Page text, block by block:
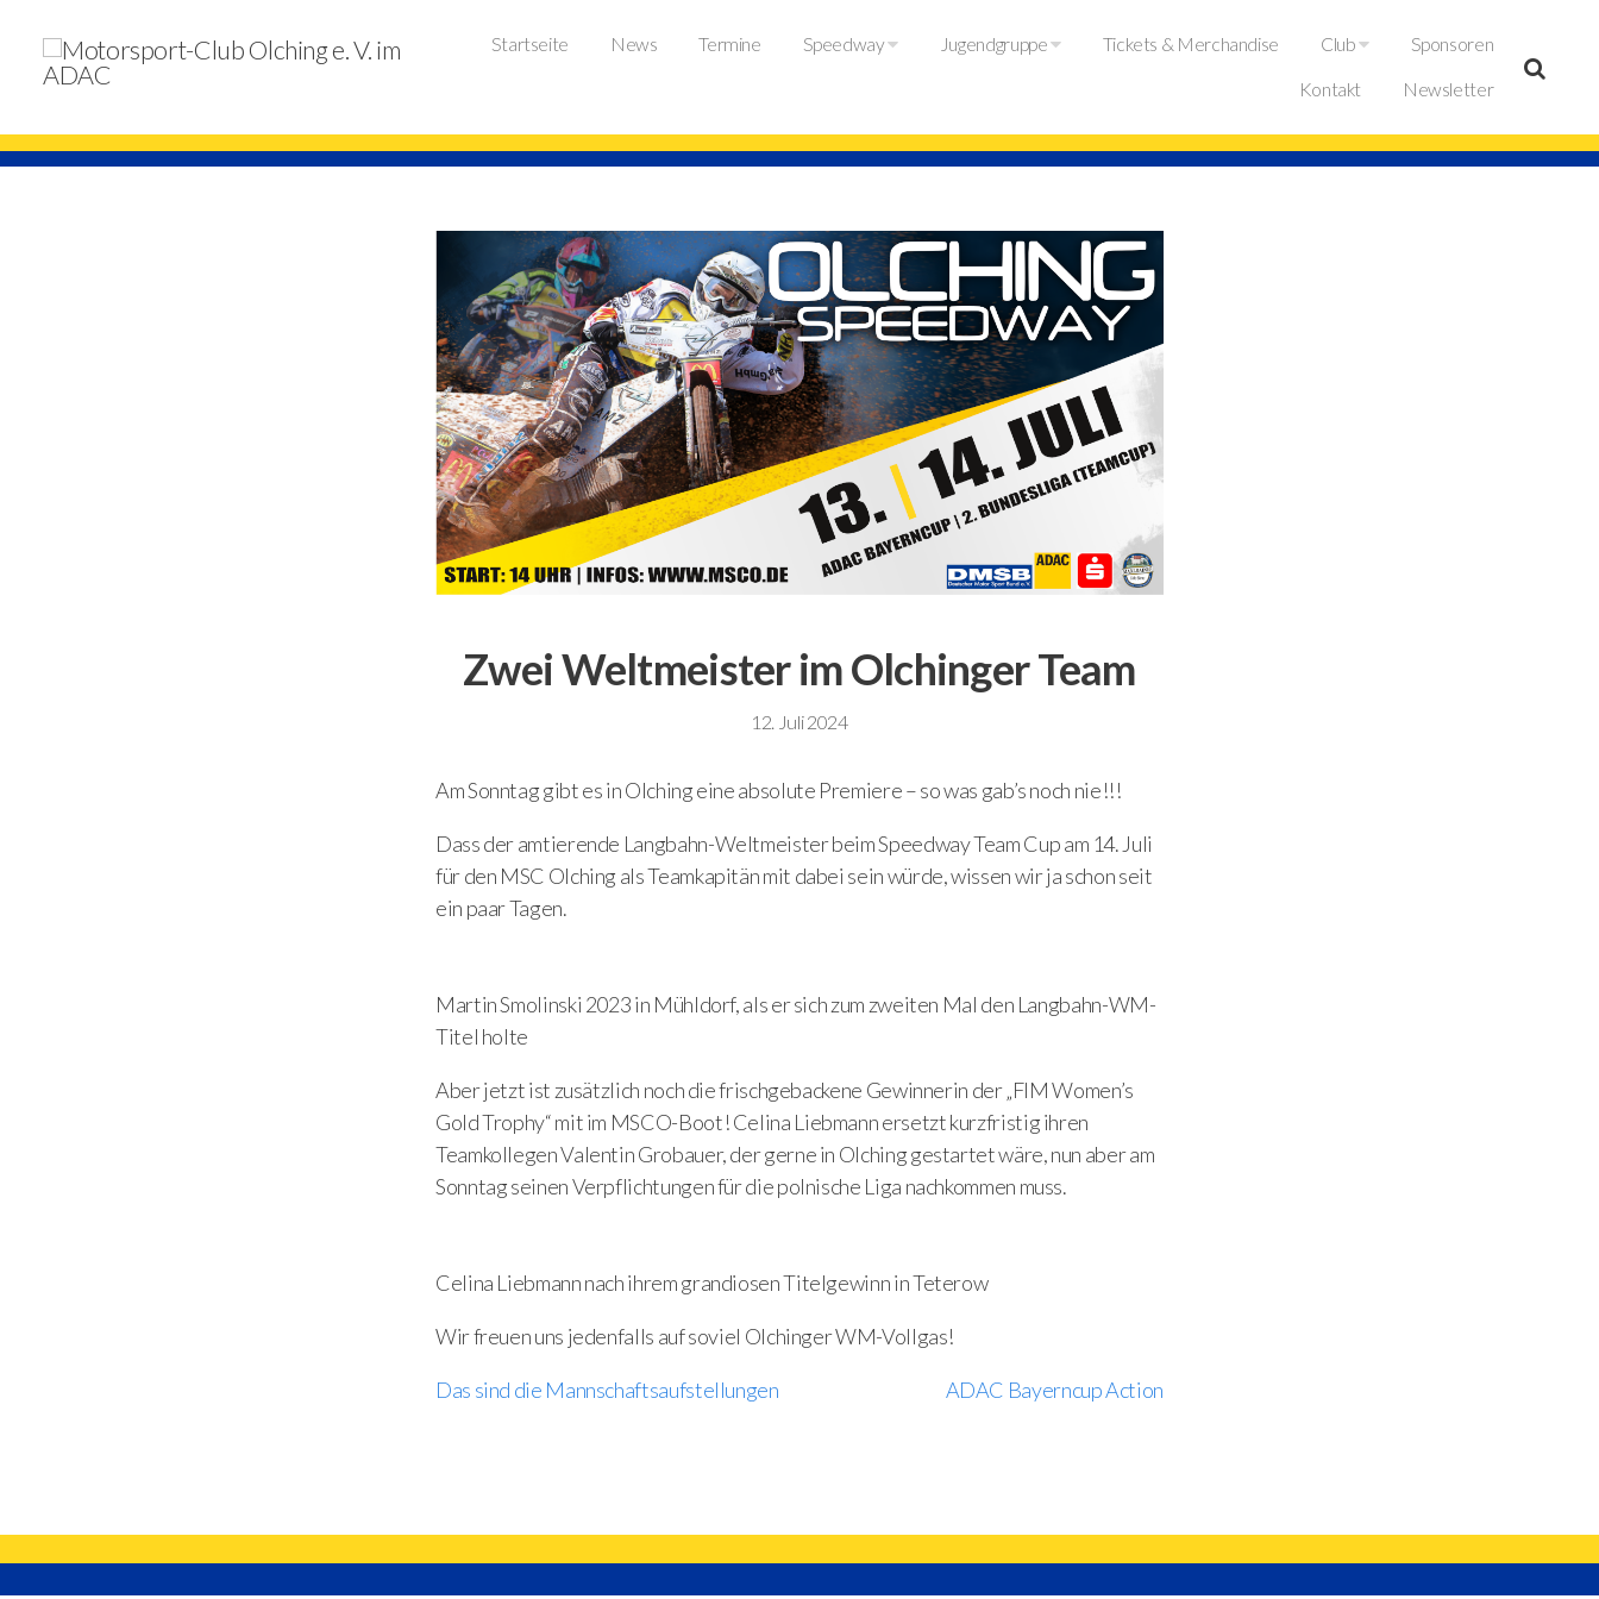
Startseite News Termine Speedway Jugendgruppe Tickets & Merchandise Club Sponsoren
Kontakt Newsletter
Zwei Weltmeister im Olchinger Team
12. Juli 2024
Am Sonntag gibt es in Olching eine absolute Premiere – so was gab’s noch nie!!!
Dass der amtierende Langbahn-Weltmeister beim Speedway Team Cup am 14. Juli
für den MSC Olching als Teamkapitän mit dabei sein würde, wissen wir ja schon seit
ein paar Tagen.
Martin Smolinski 2023 in Mühldorf, als er sich zum zweiten Mal den Langbahn-WM-
Titel holte
Aber jetzt ist zusätzlich noch die frischgebackene Gewinnerin der „FIM Women’s
Gold Trophy“ mit im MSCO-Boot! Celina Liebmann ersetzt kurzfristig ihren
Teamkollegen Valentin Grobauer, der gerne in Olching gestartet wäre, nun aber am
Sonntag seinen Verpflichtungen für die polnische Liga nachkommen muss.
Celina Liebmann nach ihrem grandiosen Titelgewinn in Teterow
Wir freuen uns jedenfalls auf soviel Olchinger WM-Vollgas!
Das sind die Mannschaftsaufstellungen ADAC Bayerncup Action